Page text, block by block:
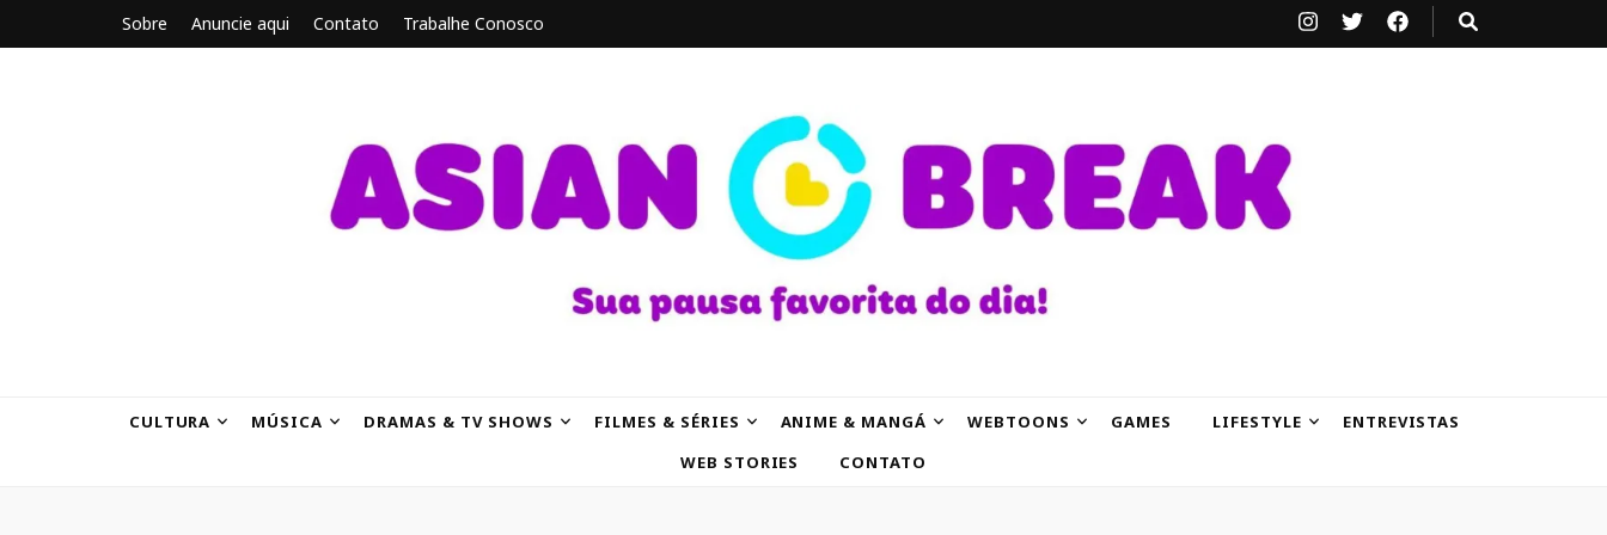
Sobre Anuncie aqui Contato Trabalhe Conosco
CULTURA MÚSICA DRAMAS & TV SHOWS FILMES & SÉRIES ANIME & MANGÁ WEBTOONS GAMES LIFESTYLE
ENTREVISTAS
WEB STORIES
CONTATO